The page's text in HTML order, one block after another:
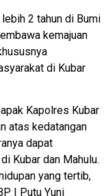
2 tahun di Bumi
kemajuan
di Kubar
Kapolres Kubar
atas kedatangan
dapat
Kubar dan Mahulu.
yang tertib,
I Putu Yuni